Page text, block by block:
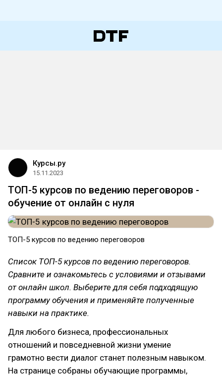
Курсы.ру
15.11.2023
ТОП-5 курсов по ведению переговоров -
обучение от онлайн с нуля
ТОП-5 курсов по ведению переговоров
Список ТОП-5 курсов по ведению переговоров.
Сравните и ознакомьтесь с условиями и отзывами
от онлайн школ. Выберите для себя подходящую
программу обучения и применяйте полученные
навыки на практике.
Для любого бизнеса, профессиональных
отношений и повседневной жизни умение
грамотно вести диалог станет полезным навыком.
На странице собраны обучающие программы,